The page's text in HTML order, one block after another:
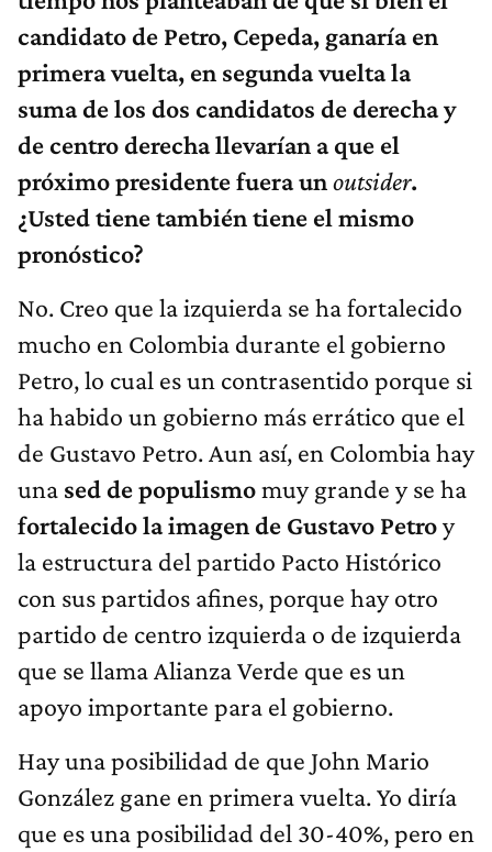
candidato de Petro, Cepeda, ganaría en
primera vuelta, en segunda vuelta la
suma de los dos candidatos de derecha y
de centro derecha llevarían a que el
próximo presidente fuera unoutsider.
¿Usted tiene también tiene el mismo
pronóstico?
No. Creo que la izquierda se ha fortalecido
mucho en Colombia durante el gobierno
Petro, lo cual es un contrasentido porque si
ha habido un gobierno más errático que el
de Gustavo Petro. Aun así, en Colombia hay
una sed de populismomuy grande y se ha
fortalecido la imagen de Gustavo Petroy
la estructura del partido Pacto Histórico
con sus partidos afines, porque hay otro
partido de centro izquierda o de izquierda
que se llama Alianza Verde que es un
apoyo importante para el gobierno.
Hay una posibilidad de que John Mario
González gane en primera vuelta. Yo diría
que es una posibilidad del 30-40%, pero en